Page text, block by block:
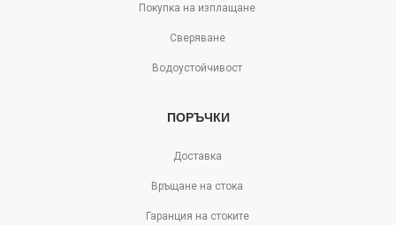
Покупка на изплащане
Сверяване
Водоустойчивост
ПОРЪЧКИ
Доставка
Връщане на стока
Гаранция на стоките